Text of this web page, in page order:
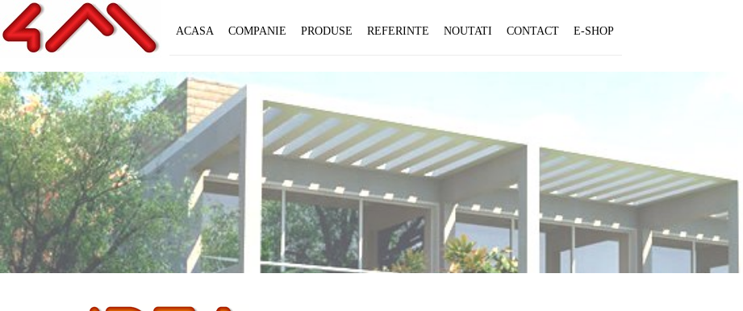
ACASA COMPANIE PRODUSE REFERINTE NOUTATI CONTACT E-SHOP